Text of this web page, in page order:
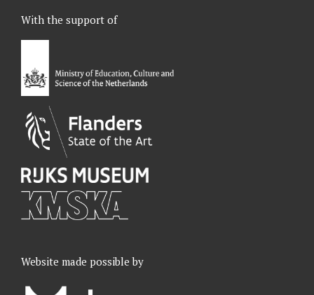
b
o
e
d
a
a
m
u
With the support of
Website made possible by